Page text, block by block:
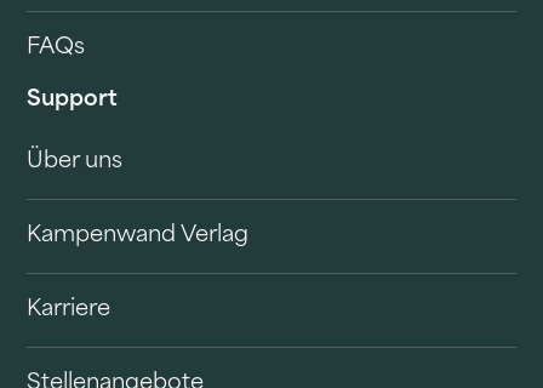
FAQs
Support
Über uns
Kampenwand Verlag
Karriere